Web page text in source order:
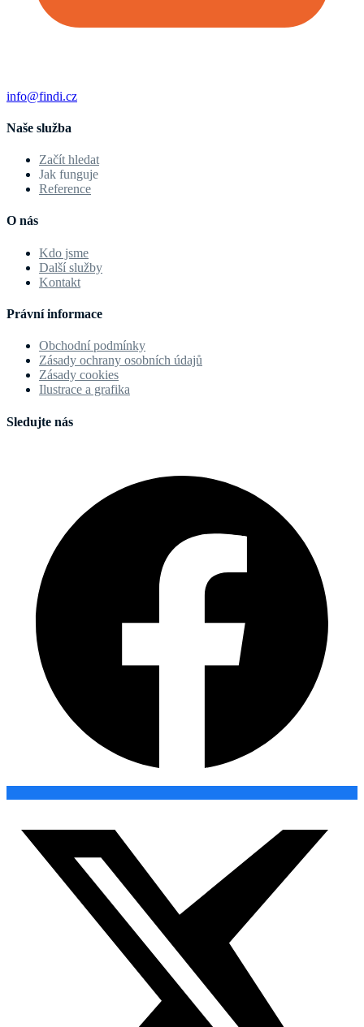
info@findi.cz
Naše služba
Začít hledat
Jak funguje
Reference
O nás
Kdo jsme
Další služby
Kontakt
Právní informace
Obchodní podmínky
Zásady ochrany osobních údajů
Zásady cookies
Ilustrace a grafika
Sledujte nás